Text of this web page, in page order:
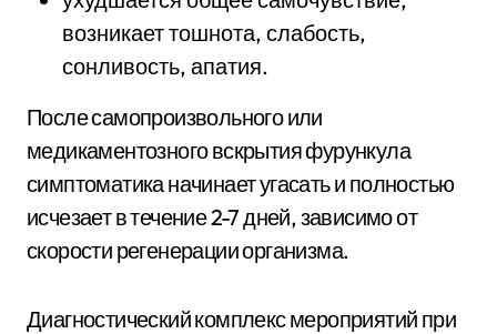
возникает тошнота, слабость,
сонливость, апатия.
После самопроизвольного или
медикаментозного вскрытия фурункула
симптоматика начинает угасать и полностью
исчезает в течение 2-7 дней, зависимо от
скорости регенерации организма.
Диагностический комплекс мероприятий при